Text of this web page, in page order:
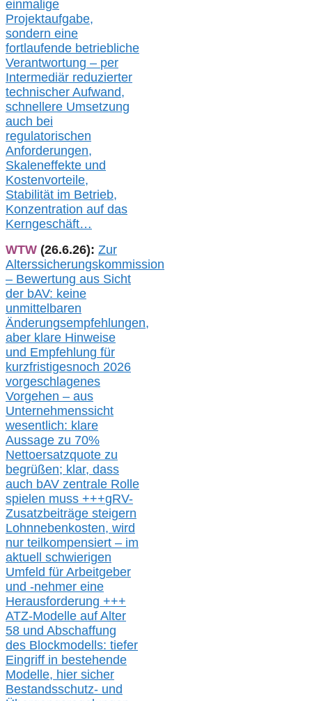
einmalige
Projektaufgabe,
sondern eine
fortlaufende betriebliche
Verantwortung – per
Intermediär reduzierter
technischer Aufwand,
schnellere Umsetzung
auch bei
regulatorischen
Anforderungen,
Skaleneffekte und
Kostenvorteile,
Stabilität im Betrieb,
Konzentration auf das
Kerngeschäft…
WTW (26.6.26): Zur
Alterssicherungskommission
– Bewertung aus Sicht
der bAV: keine
unmittelbaren
Änderungsempfehlungen,
aber klare Hinweise
und Empfehlung für
kurzfristigesnoch 2026
vorgeschlagenes
Vorgehen – aus
Unternehmenssicht
wesentlich: klare
Aussage zu 70%
Nettoersatzquote zu
begrüßen; klar, dass
auch bAV zentrale Rolle
spielen muss +++gRV-
Zusatzbeiträge steigern
Lohnnebenkosten, wird
nur teilkompensiert – im
aktuell schwierigen
Umfeld für Arbeitgeber
und -nehmer eine
Herausforderung +++
ATZ-Modelle auf Alter
58 und Abschaffung
des Blockmodells: tiefer
Eingriff in bestehende
Modelle, hier sicher
Bestandsschutz- und